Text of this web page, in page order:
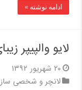
ادامه نوشته »
لایو والپیپر
۲۰ شهریور ۱۳۹۲
لانچر و شخصی